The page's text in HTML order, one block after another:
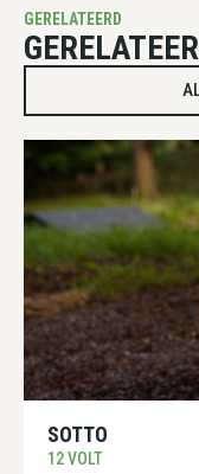
GERELATEERD
SOTTO
12 VOLT